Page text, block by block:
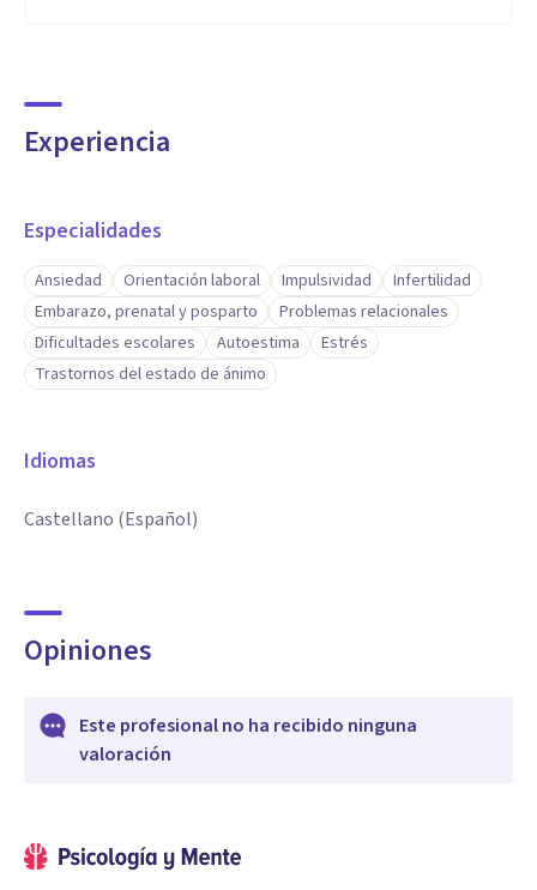
Experiencia
Especialidades
Ansiedad Orientación laboral Impulsividad
Infertilidad
Embarazo, prenatal y posparto
Problemas relacionales
Dificultades escolares
Autoestima
Estrés
Trastornos del estado de ánimo
Idiomas
Castellano (Español)
Opiniones
Este profesional no ha recibido ninguna
valoración